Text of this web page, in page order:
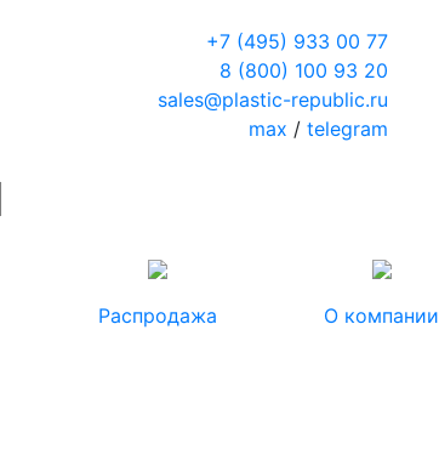
+7 (495) 933 00 77
8 (800) 100 93 20
sales@plastic-republic.ru
max / telegram
Распродажа О компании